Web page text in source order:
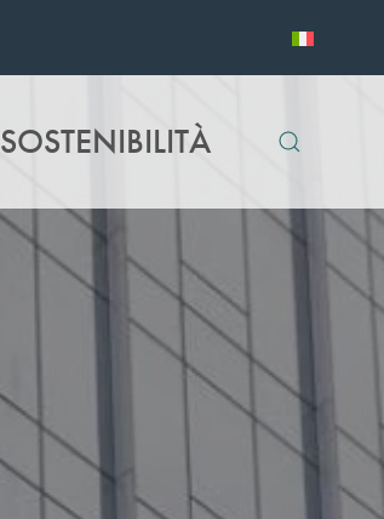
SOSTENIBILITÀ